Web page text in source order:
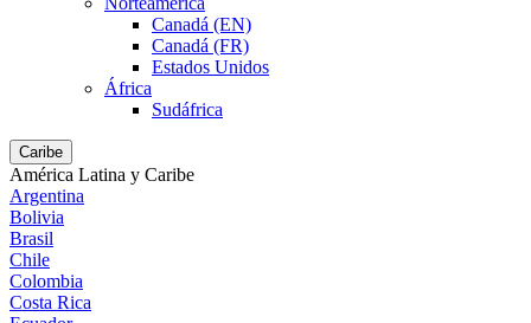
Canadá (EN)
Canadá (FR)
Estados Unidos
África
Sudáfrica
Caribe
América Latina y Caribe
Argentina
Bolivia
Brasil
Chile
Colombia
Costa Rica